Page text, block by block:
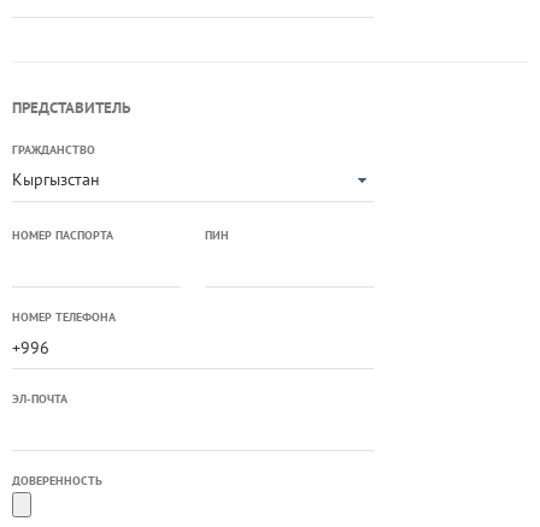
ПРЕДСТАВИТЕЛЬ
ГРАЖДАНСТВО
Кыргызстан
НОМЕР ПАСПОРТА ПИН
НОМЕР ТЕЛЕФОНА
ЭЛ-ПОЧТА
ДОВЕРЕННОСТЬ